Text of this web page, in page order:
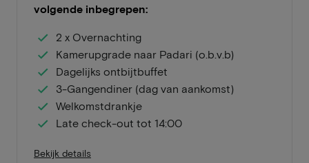
volgende inbegrepen:
2 x Overnachting
Kamerupgrade naar Padari (o.b.v.b)
Dagelijks ontbijtbuffet
3-Gangendiner (dag van aankomst)
Welkomstdrankje
Late check-out tot 14:00
Bekijk details